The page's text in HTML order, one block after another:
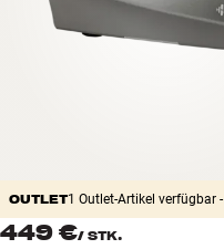
ANGEBOTE
OUTLET1 Outlet-Artikel verfügbar -
449 €/ STK.